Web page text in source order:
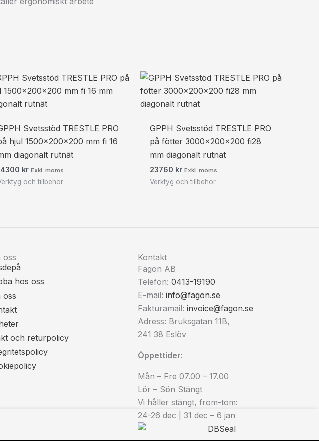
Svetsstöd TRESTLE PRO
hjul 1500x200x200 mm fi 16
diagonalt rutnät
kr Exkl. moms
och tillbehör
GPPH Svetsstöd TRESTLE PRO
på fötter 3000x200x200 fi28
mm diagonalt rutnät
23760 kr Exkl. moms
Verktyg och tillbehör
oss
hos oss
oss
och returpolicy
Kontakt
Fagon AB
Telefon: 0413-19190
E-mail: info@fagon.se
Fakturamail: invoice@fagon.se
Adress: Bruksgatan 11B,
241 38 Eslöv
Öppettider:
Mån – Fre 07.00 – 17.00
Lör – Sön Stängt
Vi håller stängt, from-tom:
24-26 dec | 31 dec – 6 jan